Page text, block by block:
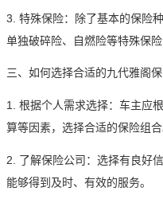
3. 特殊保险：除了基本的保险
单独破碎险、自燃险等特殊保
三、如何选择合适的九代雅阁
1. 根据个人需求选择：车主应
算等因素，选择合适的保险组合
2. 了解保险公司：选择有良好
能够得到及时、有效的服务。